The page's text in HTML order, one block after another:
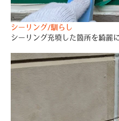
シーリング/馴らし
シーリング充填した箇所を綺麗